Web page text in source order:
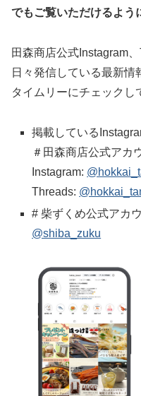
でもご覧いただけるよう
田森商店公式Instagram
日々発信している最新情
タイムリーにチェックし
掲載している
＃田森商店公式アカ
Instagram:
Threads:
# 柴ずくめ公式アカ
@shiba_zuku